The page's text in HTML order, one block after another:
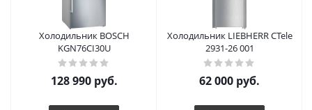
Холодильник BOSCH
KGN76CI30U
128 990руб.
Холодильник LIEBHERR CTele
2931-26 001
62 000 руб.